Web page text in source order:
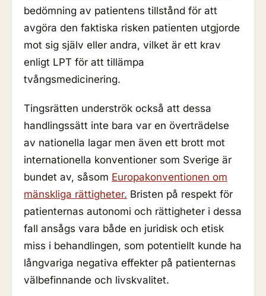
bedömning av patientens tillstånd för att
avgöra den faktiska risken patienten utgjorde
mot sig själv eller andra, vilket är ett krav
enligt LPT för att tillämpa
tvångsmedicinering.
Tingsrätten underströk också att dessa
handlingssätt inte bara var en överträdelse
av nationella lagar men även ett brott mot
internationella konventioner som Sverige är
bundet av, såsom Europakonventionen om
mänskliga rättigheter. Bristen på respekt för
patienternas autonomi och rättigheter i dessa
fall ansågs vara både en juridisk och etisk
miss i behandlingen, som potentiellt kunde ha
långvariga negativa effekter på patienternas
välbefinnande och livskvalitet.